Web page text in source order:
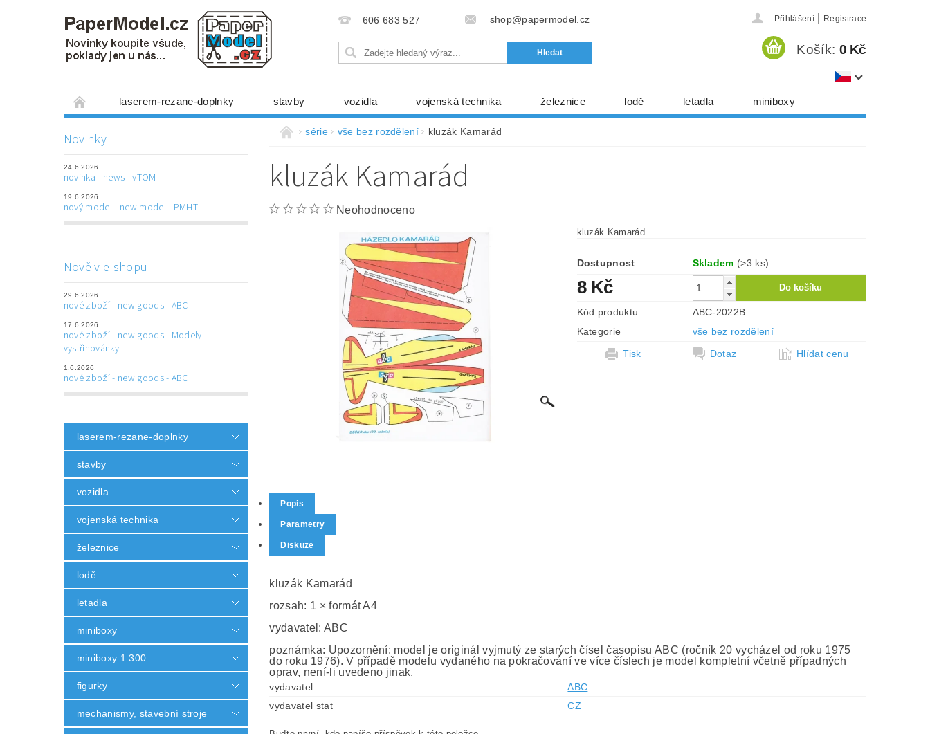
606 683 527 shop@papermodel.cz Přihlášení Registrace
Košík: 0 Kč
laserem-rezane-doplnky stavby vozidla vojenská technika železnice lodě letadla miniboxy
mechanismy, stavební stroje kosmická technika
laserem řezané doplňky 3D tištěné doplňky modelářské potřeby
Napište nám Obchodní podmínky Ochrana osobních údajů (GDPR)
Novinky
24.6.2026
novinka - news - vTOM
19.6.2026
nový model - new model - PMHT
Nově v e-shopu
29.6.2026
nové zboží - new goods - ABC
17.6.2026
nové zboží - new goods - Modely-
vystřihovánky
1.6.2026
nové zboží - new goods - ABC
laserem-rezane-doplnky
stavby
vozidla
vojenská technika
železnice
lodě
letadla
miniboxy
miniboxy 1:300
figurky
mechanismy, stavební stroje
série vše bez rozdělení kluzák Kamarád
kluzák Kamarád
Neohodnoceno
kluzák Kamarád
Dostupnost Skladem (>3 ks)
8 Kč
Kód produktu
ABC-2022B
Kategorie
vše bez rozdělení
Tisk
Dotaz Hlídat cenu
Popis
Parametry
Diskuze
kluzák Kamarád
rozsah: 1 × formát A4
vydavatel: ABC
poznámka: Upozornění: model je originál vyjmutý ze starých čísel časopisu ABC (ročník 20 vycházel od roku 1975
do roku 1976). V případě modelu vydaného na pokračování ve více číslech je model kompletní včetně případných
oprav, není-li uvedeno jinak.
vydavatel
ABC
vydavatel stat
CZ